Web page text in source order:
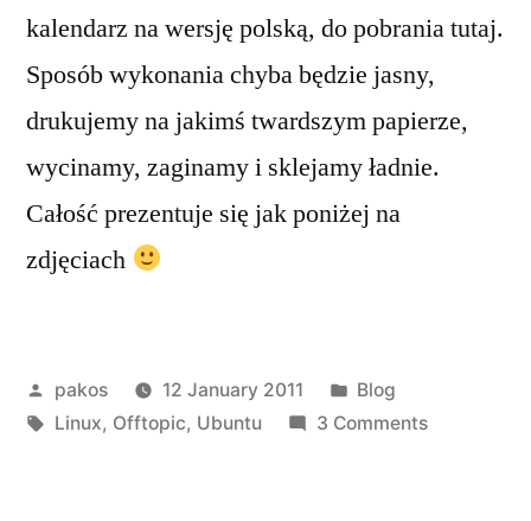
kalendarz na wersję polską, do pobrania tutaj.
Sposób wykonania chyba będzie jasny,
drukujemy na jakimś twardszym papierze,
wycinamy, zaginamy i sklejamy ładnie.
Całość prezentuje się jak poniżej na
zdjęciach
Posted
by
pakos 12 January 2011
Posted
in
Blog
Tags:
Linux, Offtopic, Ubuntu 3 Commentson